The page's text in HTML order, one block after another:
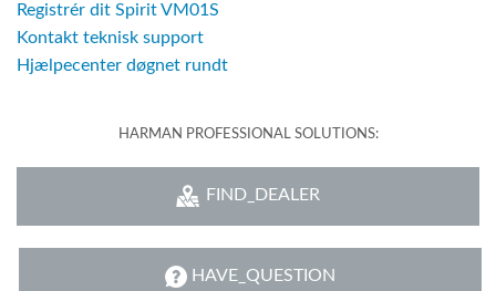
Registrér dit Spirit VM01S
Kontakt teknisk support
Hjælpecenter døgnet rundt
HARMAN PROFESSIONAL SOLUTIONS:
FIND_DEALER
HAVE_QUESTION